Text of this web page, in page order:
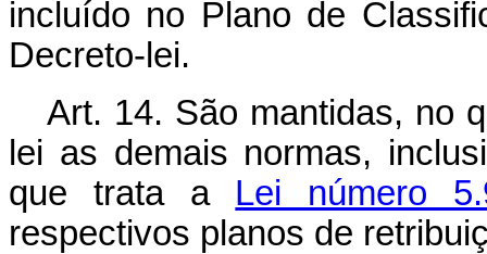
incluído no Plano de
Decreto-lei.
Art. 14. São mantidas, no
lei as demais normas,
que trata a Lei número
respectivos planos de